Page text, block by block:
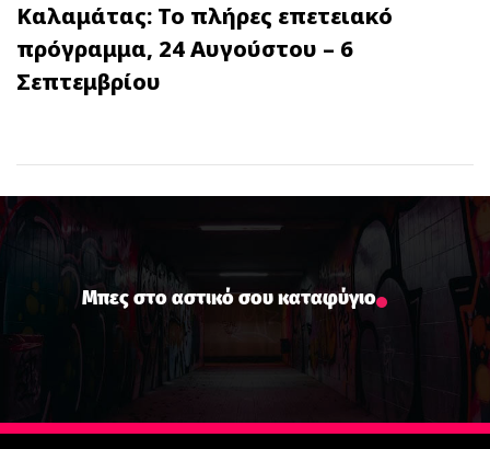
Καλαμάτας: Το πλήρες επετειακό
πρόγραμμα, 24 Αυγούστου – 6
Σεπτεμβρίου
Μπες στο αστικό σου καταφύγιο